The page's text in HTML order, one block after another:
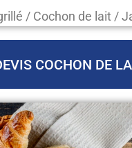
/ Cochon de lait /
COCHON DE